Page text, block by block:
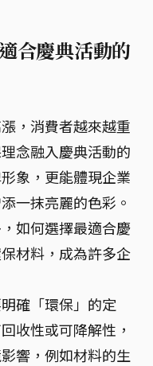
合慶典活動的
，消費者越來越重
念融入慶典活動的
象，更能體現企業
一抹亮麗的色彩。
如何選擇最適合慶
材料，成為許多企
確「環保」的定
收性或可降解性，
響，例如材料的生